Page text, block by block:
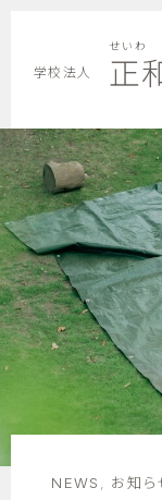
学校法人
せいわ
正
NEWS お知ら